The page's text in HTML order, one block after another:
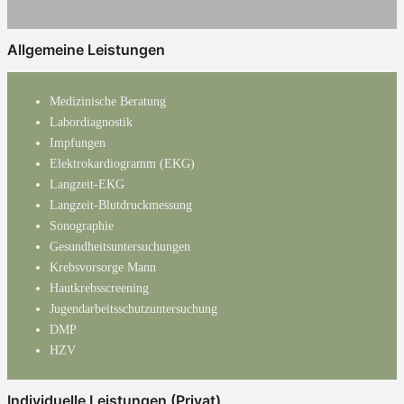
Allgemeine Leistungen
Medizinische Beratung
Labordiagnostik
Impfungen
Elektrokardiogramm (EKG)
Langzeit-EKG
Langzeit-Blutdruckmessung
Sonographie
Gesundheitsuntersuchungen
Krebsvorsorge Mann
Hautkrebsscreening
Jugendarbeitsschutzuntersuchung
DMP
HZV
Individuelle Leistungen (Privat)